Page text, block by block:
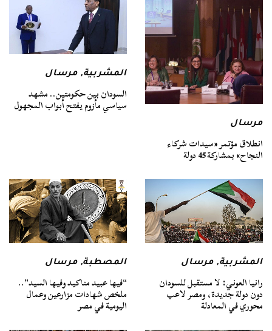
مرسال
انطلاق مؤتمر «سيدات شركاء
النجاح» بمشاركة 45 دولة
المشربية,مرسال
السودان بين حكومتين.. مشهد
سياسي مأزوم يفتح أبواب المجهول
المشربية,مرسال
رانيا العوني: لا مستقبل للسودان
دون دولة جديدة، ومصر لاعب
محوري في المعادلة
المصطبة,مرسال
“فيها عبيد مناكيد وفيها السيد”..
ملخص شهادات مزارعين وعمال
اليومية في مصر